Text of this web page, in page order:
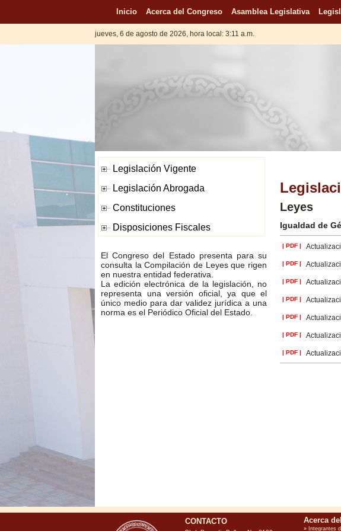
Inicio Acerca del Congreso Asamblea Legislativa
jueves, 6 de agosto de 2026, hora local: 3:11 a.m.
El Congreso del Estado presenta para su
consulta la Compilación de Leyes que rigen
en nuestra entidad federativa.
La edición electrónica de la legislación, no
representa una versión oficial, ya que el
único medio para dar validez jurídica a una
norma es el Periódico Oficial del Estado.
Leyes
Igualdad de
| PDF |
| PDF |
| PDF |
| PDF |
| PDF |
| PDF |
| PDF |
CONTACTO